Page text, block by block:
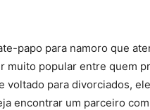
papo para namoro que
muito popular entre quem
voltado para divorciados,
encontrar um parceiro